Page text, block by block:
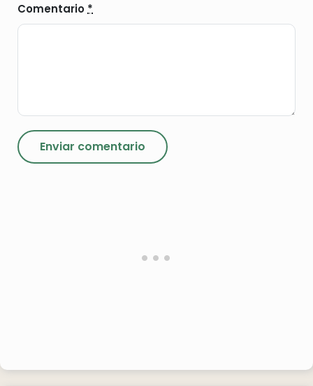
Comentario *